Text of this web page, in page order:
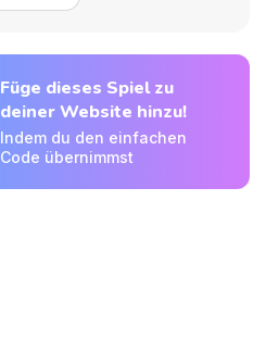
Füge dieses Spiel zu
deiner Website hinzu!
Indem du den einfachen
Code übernimmst